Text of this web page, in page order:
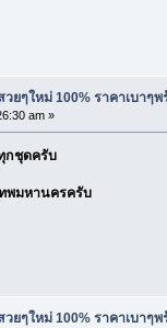
ยๆใหม่ 100% ราคาเบาๆ
am »
กชุดครับ
พมหานครครับ
ยๆใหม่ 100% ราคาเบาๆ